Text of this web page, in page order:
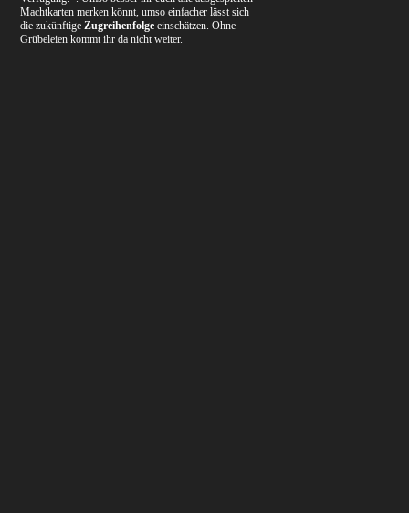
Machtkarten merken könnt, umso einfacher lässt sich
die zukünftigeZugreihenfolge einschätzen. Ohne
Grübeleien kommt ihr da nicht weiter.